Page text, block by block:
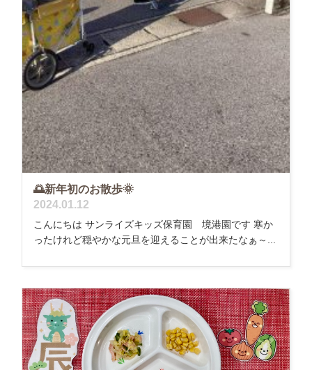
🌅新年初のお散歩🌞
2024.01.12
こんにちは サンライズキッズ保育園 境港園です 寒か
ったけれど穏やかな元旦を迎えることが出来たなぁ～...